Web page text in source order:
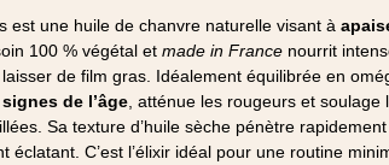
est une huile de chanvre naturelle visant à
100 % végétal et made in Francenourrit
de film gras. Idéalement équilibrée en
de l’âge, atténue les rougeurs et soulage
Sa texture d’huile sèche pénètre
éclatant. C’est l’élixir idéal pour une routine